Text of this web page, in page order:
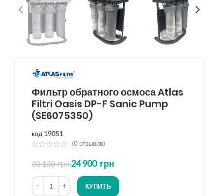
Фильтр обратного осмоса Atlas
Filtri Oasis DP-F Sanic Pump
(SE6075350)
код 19051
(0 отзывов)
30 100грн 24 900 грн
Количество
КУПИТЬ